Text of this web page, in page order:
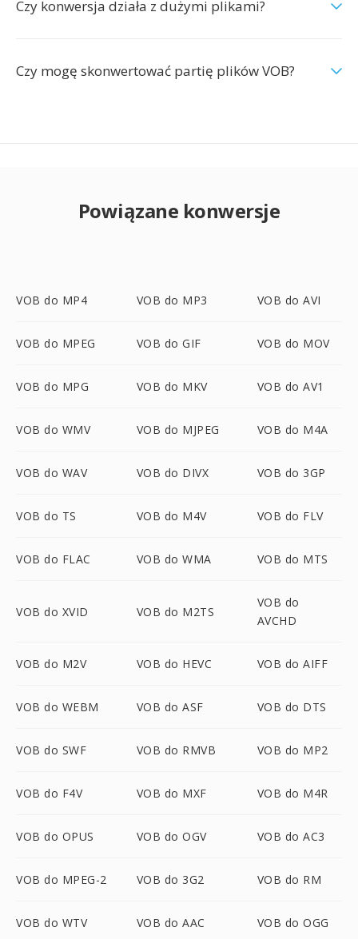
Czy konwersja działa z dużymi plikami?
Czy mogę skonwertować partię plików VOB?
Powiązane konwersje
VOB do MP4 VOB do MP3 VOB do AVI
VOB do MPEG VOB do GIF VOB do MOV
VOB do MPG VOB do MKV VOB do AV1
VOB do WMV VOB do MJPEG VOB do M4A
VOB do WAV VOB do DIVX VOB do 3GP
VOB do TS VOB do M4V VOB do FLV
VOB do FLAC VOB do WMA VOB do MTS
VOB do XVID VOB do M2TS
VOB do
AVCHD
VOB do M2V VOB do HEVC VOB do AIFF
VOB do WEBM VOB do ASF VOB do DTS
VOB do SWF VOB do RMVB VOB do MP2
VOB do F4V VOB do MXF VOB do M4R
VOB do OPUS VOB do OGV VOB do AC3
VOB do MPEG-2 VOB do 3G2 VOB do RM
VOB do WTV VOB do AAC VOB do OGG